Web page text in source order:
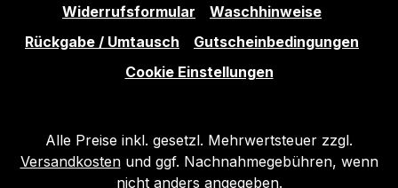
Widerrufsformular
Waschhinweise
Rückgabe / Umtausch
Gutscheinbedingungen
Cookie Einstellungen
Alle Preise inkl. gesetzl. Mehrwertsteuer zzgl.
Versandkostenund ggf. Nachnahmegebühren, wenn
nicht anders angegeben.